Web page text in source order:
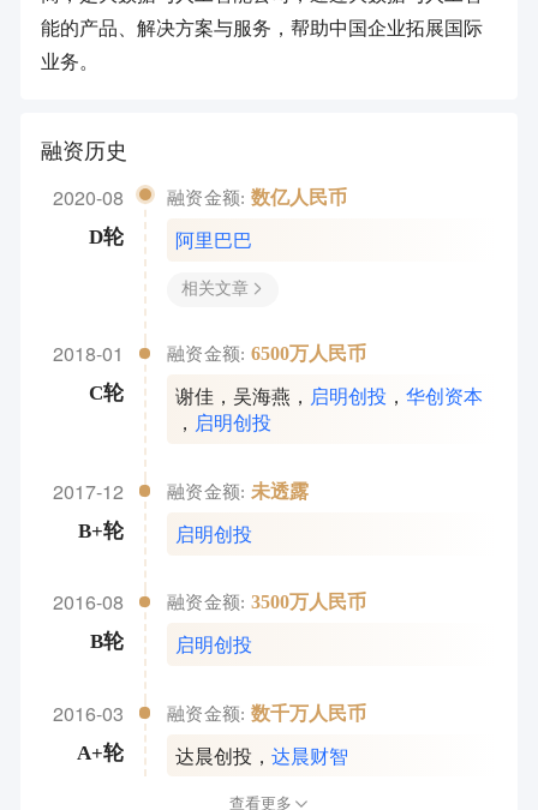
能的产品、解决方案与服务，帮助中国企业拓展国际
业务。
融资历史
2020-08
D轮
融资金额: 数亿人民币
阿里巴巴
相关文章
2018-01
C轮
融资金额: 6500万人民币
谢佳 ，吴海燕 ， 启明创投 ，华创资本
， 启明创投
2017-12
B+轮
融资金额: 未透露
启明创投
2016-08
B轮
融资金额: 3500万人民币
启明创投
2016-03
A+轮
融资金额: 数千万人民币
达晨创投 ，达晨财智
查看更多